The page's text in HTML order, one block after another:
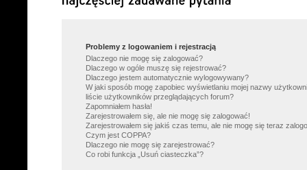
Problemy z logowaniem i rejestracją
Dlaczego nie mogę się zalogować?
Dlaczego w ogóle muszę się rejestrować?
Dlaczego jestem automatycznie wylogowywany?
W jaki sposób mogę zapobiec wyświetlaniu mojej nazwy
liście użytkowników przeglądających forum?
Zapomniałem hasła!
Zarejestrowałem się, ale nie mogę się zalogować!
Zarejestrowałem się jakiś czas temu, ale nie mogę się teraz
Czym jest COPPA?
Dlaczego nie mogę się zarejestrować?
Co robi funkcja „Usuń ciasteczka”?